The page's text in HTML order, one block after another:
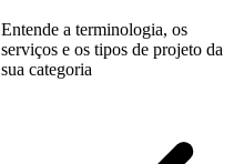
Entende a terminologia, os
serviços e os tipos de projeto da
sua categoria